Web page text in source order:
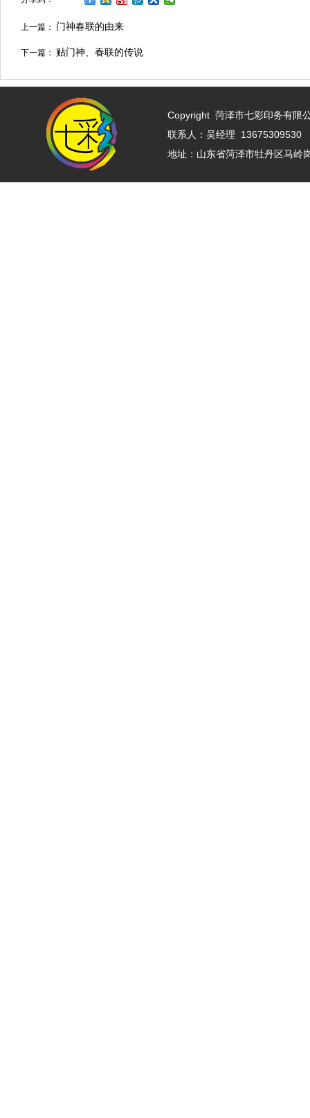
上一篇： 门神春联的由来
下一篇： 贴门神、春联的传说
Copyright 菏泽市七彩印务有限
联系人：吴经理
地址：山东省菏泽市牡丹区马